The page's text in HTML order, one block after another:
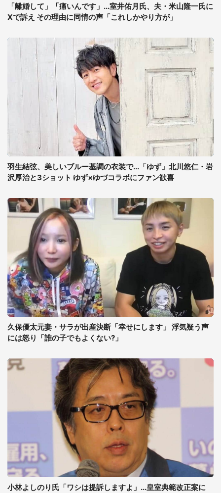
「離婚して」「痛いんです」...室井佑月氏、夫・米山隆一氏に
Xで訴え その理由に同情の声「これしかやり方が」
羽生結弦、美しいブルー基調の衣装で...「ゆず」北川悠仁・岩
沢厚治と3ショット ゆず×ゆづコラボにファン歓喜
久保優太元妻・サラが出産決断「幸せにします」 浮気疑う声
には怒り「誰の子でもよくない?」
小林よしのり氏「ワシは提訴しますよ」...皇室典範改正案に